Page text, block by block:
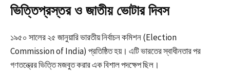
ভিত্তিপ্রস্তর ও জাতীয় ভোটার দিবস
১৯৫০ সালের ২৫ জানুয়ারি ভারতীয় নির্বাচন কমিশন (Election
Commission of India) প্রতিষ্ঠিত হয়। এটি ভারতের স্বাধীনতার পর
গণতন্ত্রের ভিত্তি মজবুত করার এক বিশাল পদক্ষেপ ছিল।